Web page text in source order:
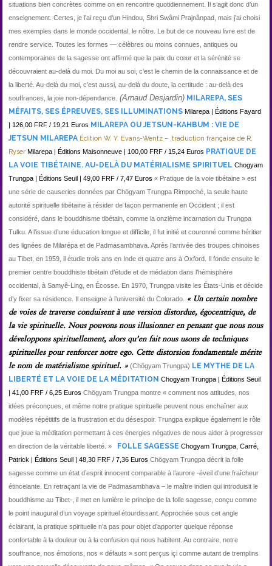
situations bien concrètes comme on en rencontre quotidiennement. Il s’agit donc d’un
enseignement. Certes, je l’ai reçu d’un Hindou, Shri Swâmi Prajnânpad, mais j’ai choisi
mes exemples dans le monde occidental, le nôtre. Le but de ce nouveau livre est de
rendre service. Toutes les formes — célèbres ou moins connues, antiques ou
contemporaines de la sagesse ont affirmé que la paix du cœur et la sérénité se
découvraient au-delà du moi. Du moi au soi, c’est le chemin de la connaissance et de
la liberté. Au-delà du moi, c’est aussi, au-delà du doute, la certitude : au-delà des
souffrances, la joie non-dépendance. (Arnaud Desjardin) MILAREPA, SES
MÉFAITS, SES ÉPREUVES, SES ILLUMINATIONS Milarepa | Éditions Fayard
| 126,00 FRF / 19,21 Euros MILAREPA OU JETSUN-KAHBUM : VIE DE
JETSUN MILAREPA Édition W. Y. Evans-Wentz – traduction française de R.
Ryser Milarepa | Éditions Maisonneuve | 100,00 FRF / 15,24 Euros PRATIQUE DE
LA VOIE TIBÉTAINE. AU-DELÀ DU MATÉRIALISME SPIRITUEL Chogyam
Trungpa | Éditions Seuil | 49,00 FRF / 7,47 Euros « Pratique de la voie tibétaine » est
une série de causeries données par Chögyam Trungpa Rimpoché, la seule haute
autorité spirituelle tibétaine à résider de façon permanente en Occident ; il est
considéré, dans le bouddhisme tibétain, comme la onzième incarnation du Trungpa
Tulku. A l’issue d’une éducation longue et difficile, il fut initié et couronné comme héritier
des lignées de Milarépa et de Padmasambhava. Après l’arrivée des troupes chinoises
au Tibet, en 1959, il étudie trois ans en Inde et quatre ans à Oxford. Il fonde ensuite le
premier centre bouddhiste tibétain d’étude et de médiation dans l’hémisphère
occidental, à Samyê-Ling, en Écosse. En 1970, Trungpa visite les États-Unis et décide
d’y fixer sa résidence. Il enseigne à l’université du Colorado.
« Un certain nombre
de voies de traverse conduisent à une version distordue, égocentrique, de
la vie spirituelle. Nous pouvons nous illusionner en pensant que nous nous
développons spirituellement, alors qu’en fait nous usons de techniques
spirituelles pour renforcer notre ego. Cette distorsion fondamentale mérite
le nom de matérialisme spirituel. » (Chögyam Trungpa) LE MYTHE DE LA
LIBERTÉ ET LA VOIE DE LA MÉDITATION Chogyam Trungpa | Éditions Seuil
| 41,00 FRF / 6,25 EurosChögyam Trungpa montre « comment nos attitudes, nos
idées préconçues, et même notre pratique spirituelle peuvent nous enchaîner aux
modèles répétitifs de la frustration et du désespoir. Trungpa explique également le rôle
que joue la méditation permettant à ces énergies négatives de nous aider à progresser
en direction de la véritable liberté. »
FOLLE SAGESSE Chogyam Trungpa, Carré,
Patrick | Éditions Seuil | 48,30 FRF / 7,36 EurosChögyam Trungpa décrit la folle
sagesse comme un état d’esprit innocent comparable à l’aurore -éveil d’une fraîcheur
étincelante. En retraçant la vie de Padmasambhava – le maître indien qui introduisit le
bouddhisme au Tibet-, il met en lumière le principe de la folle sagesse, conçu comme
le point inaugural d’un voyage spirituel étourdissant. Approchée sous cet angle
éclairant, la pratique spirituelle n’a pas pour objet d’apporter quelque réponse
confortable à la douleur ou à la confusion qui nous habitent. Au contraire, notre
souffrance, nos émotions, nos « défauts » sont perçus içi comme autant de tremplins